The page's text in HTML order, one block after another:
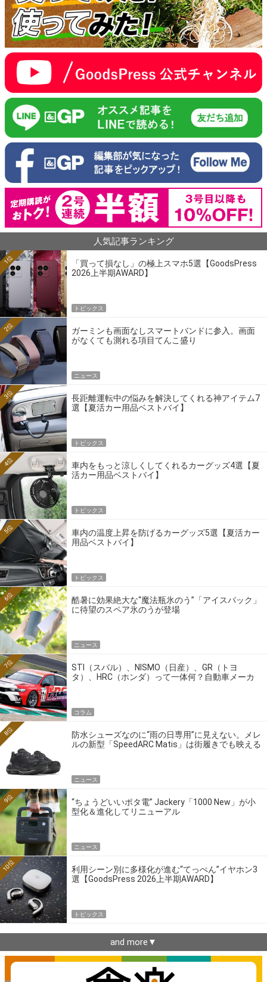
人気記事ランキング
「買って損なし」の極上スマホ5選【GoodsPress
2026上半期AWARD】
1位
トピックス
ガーミンも画面なしスマートバンドに参入。画面
がなくても測れる項目てんこ盛り
2位
ニュース
長距離運転中の悩みを解決してくれる神アイテム7
選【夏活カー用品ベストバイ】
3位
トピックス
車内をもっと涼しくしてくれるカーグッズ4選【夏
活カー用品ベストバイ】
4位
トピックス
車内の温度上昇を防げるカーグッズ5選【夏活カー
用品ベストバイ】
5位
トピックス
酷暑に効果絶大な“魔法瓶氷のう”「アイスパック」
に待望のスペア氷のうが登場
6位
ニュース
STI（スバル）、NISMO（日産）、GR（トヨ
タ）、HRC（ホンダ）って一体何？自動車メーカ
7位
コラム
防水シューズなのに“雨の日専用”に見えない。メレ
ルの新型「SpeedARC Matis」は街履きでも映える
8位
ニュース
“ちょうどいいポタ電” Jackery「1000 New」が小
型化＆進化してリニューアル
9位
ニュース
利用シーン別に多様化が進む“てっぺん”イヤホン3
選【GoodsPress 2026上半期AWARD】
10位
トピックス
and more▼